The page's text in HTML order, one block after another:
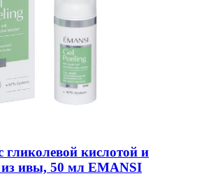
гликолевой кислотой и
ивы, 50 мл EMANSI